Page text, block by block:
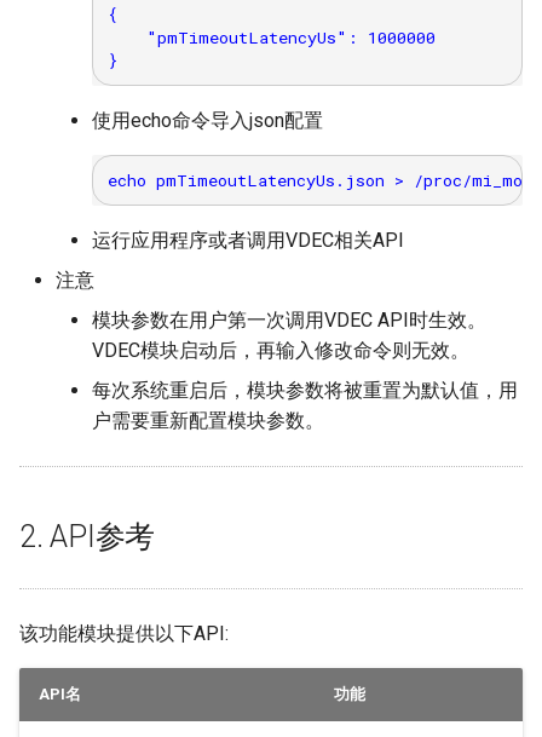
{
    "pmTimeoutLatencyUs": 1000000
使用echo命令导入json配置
运行应用程序或者调用VDEC相关API
注意
模块参数在用户第一次调用VDEC API时生效。
VDEC模块启动后，再输入修改命令则无效。
每次系统重启后，模块参数将被重置为默认值，用
户需要重新配置模块参数。
2. API参考
该功能模块提供以下API:
API名 功能